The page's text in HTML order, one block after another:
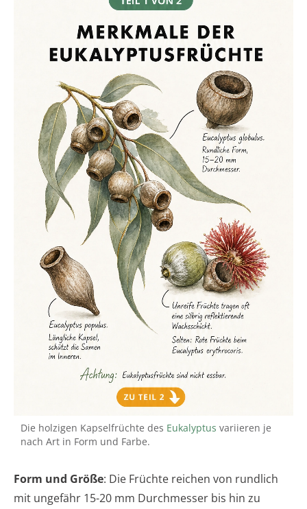
Die holzigen Kapselfrüchte des Eukalyptus variieren je
nach Art in Form und Farbe.
Form und Größe: Die Früchte reichen von rundlich
mit ungefähr 15-20 mm Durchmesser bis hin zu